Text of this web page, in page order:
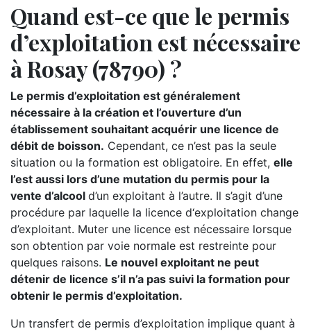
Quand est-ce que le permis
d’exploitation est nécessaire
à Rosay (78790) ?
Le permis d’exploitation est généralement
nécessaire à la création et l’ouverture d’un
établissement souhaitant acquérir une licence de
débit de boisson. Cependant, ce n’est pas la seule
situation ou la formation est obligatoire. En effet, elle
l’est aussi lors d’une mutation du permis pour la
vente d’alcool d’un exploitant à l’autre. Il s’agit d’une
procédure par laquelle la licence d‘exploitation change
d’exploitant. Muter une licence est nécessaire lorsque
son obtention par voie normale est restreinte pour
quelques raisons. Le nouvel exploitant ne peut
détenir de licence s’il n’a pas suivi la formation pour
obtenir le permis d’exploitation.
Un transfert de permis d’exploitation implique quant à